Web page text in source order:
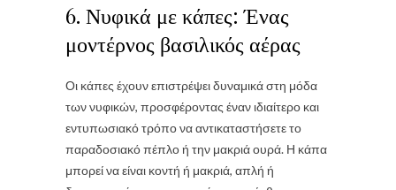
6. Νυφικά με κάπες: Ένας
μοντέρνος βασιλικός αέρας
Οι κάπες έχουν επιστρέψει δυναμικά στη μόδα
των νυφικών, προσφέροντας έναν ιδιαίτερο και
εντυπωσιακό τρόπο να αντικαταστήσετε το
παραδοσιακό πέπλο ή την μακριά ουρά. Η κάπα
μπορεί να είναι κοντή ή μακριά, απλή ή